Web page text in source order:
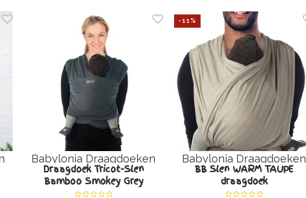
Babylonia Draagdoeken
Draagdoek Tricot-Slen
Bamboo Smokey Grey
-11%
Babylonia Draagdoeken
BB Slen WARM TAUPE
draagdoek